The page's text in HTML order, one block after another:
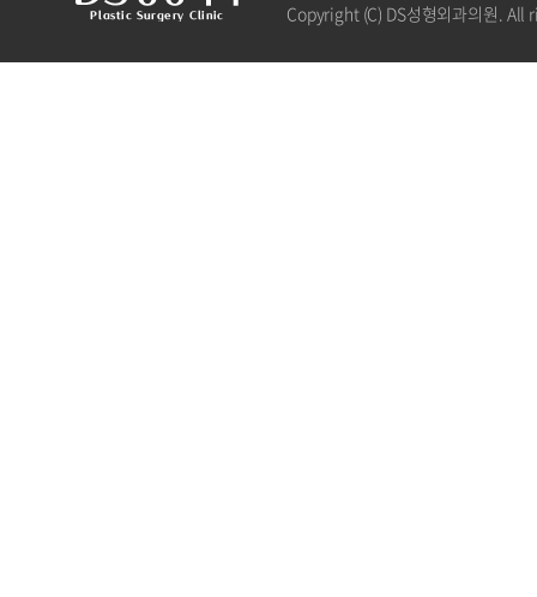
Copyright (C) DS성형외과의원. All